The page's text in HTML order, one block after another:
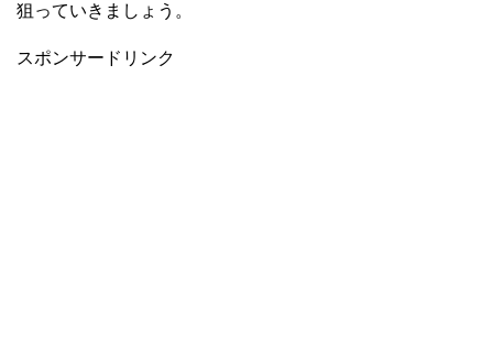
狙っていきましょう。
スポンサードリンク